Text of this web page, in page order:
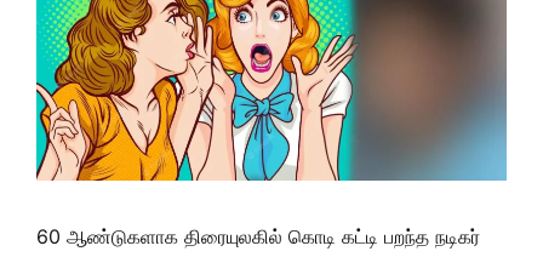
60 ஆண்டுகளாக திரையுலகில் கொடி கட்டி பறந்த நடிகர்